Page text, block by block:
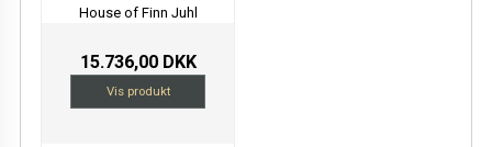
House of Finn Juhl
15.736,00 DKK
Vis produkt